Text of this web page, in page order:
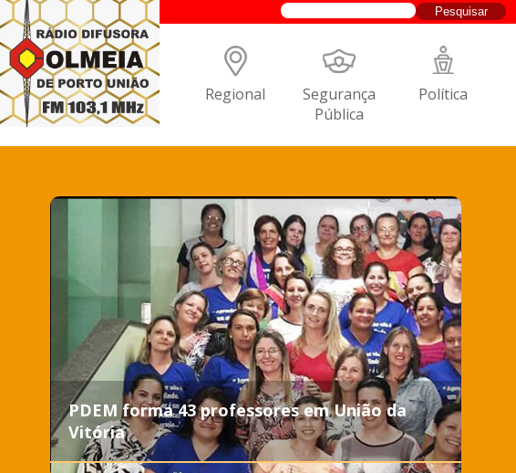
Regional Segurança
Pública
Política
PDEM forma 43 professores em União da
Vitória